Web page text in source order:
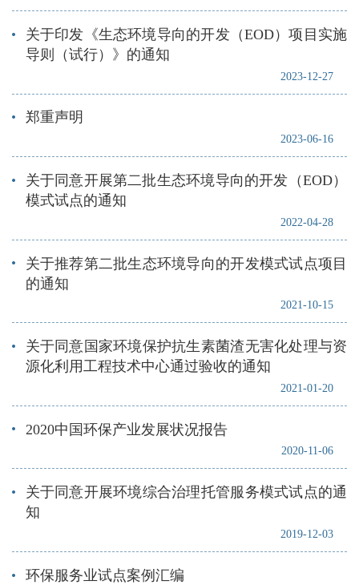
2023-12-27
关于印发《生态环境导向的开发（EOD）项目实施
导则（试行）》的通知
2023-06-16
郑重声明
2022-04-28
关于同意开展第二批生态环境导向的开发（EOD）
模式试点的通知
2021-10-15
关于推荐第二批生态环境导向的开发模式试点项目
的通知
2021-01-20
关于同意国家环境保护抗生素菌渣无害化处理与资
源化利用工程技术中心通过验收的通知
2020-11-06
2020中国环保产业发展状况报告
2019-12-03
关于同意开展环境综合治理托管服务模式试点的通
知
环保服务业试点案例汇编